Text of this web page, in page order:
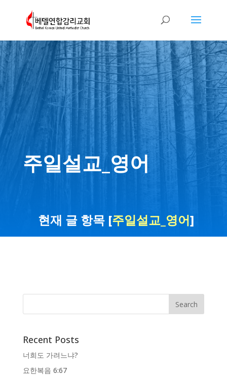
주일설교_영어
현재 글 항목 [주일설교_영어]
Recent Posts
너희도 가려느냐?
요한복음 6:67